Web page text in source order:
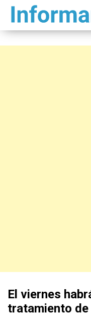
El viernes
tratamiento